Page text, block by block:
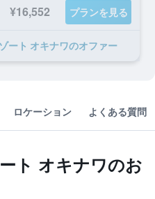
¥16,552 プランを見る
ート オキナワのオファー
ロケーション よくある質問
ト オキナワのお